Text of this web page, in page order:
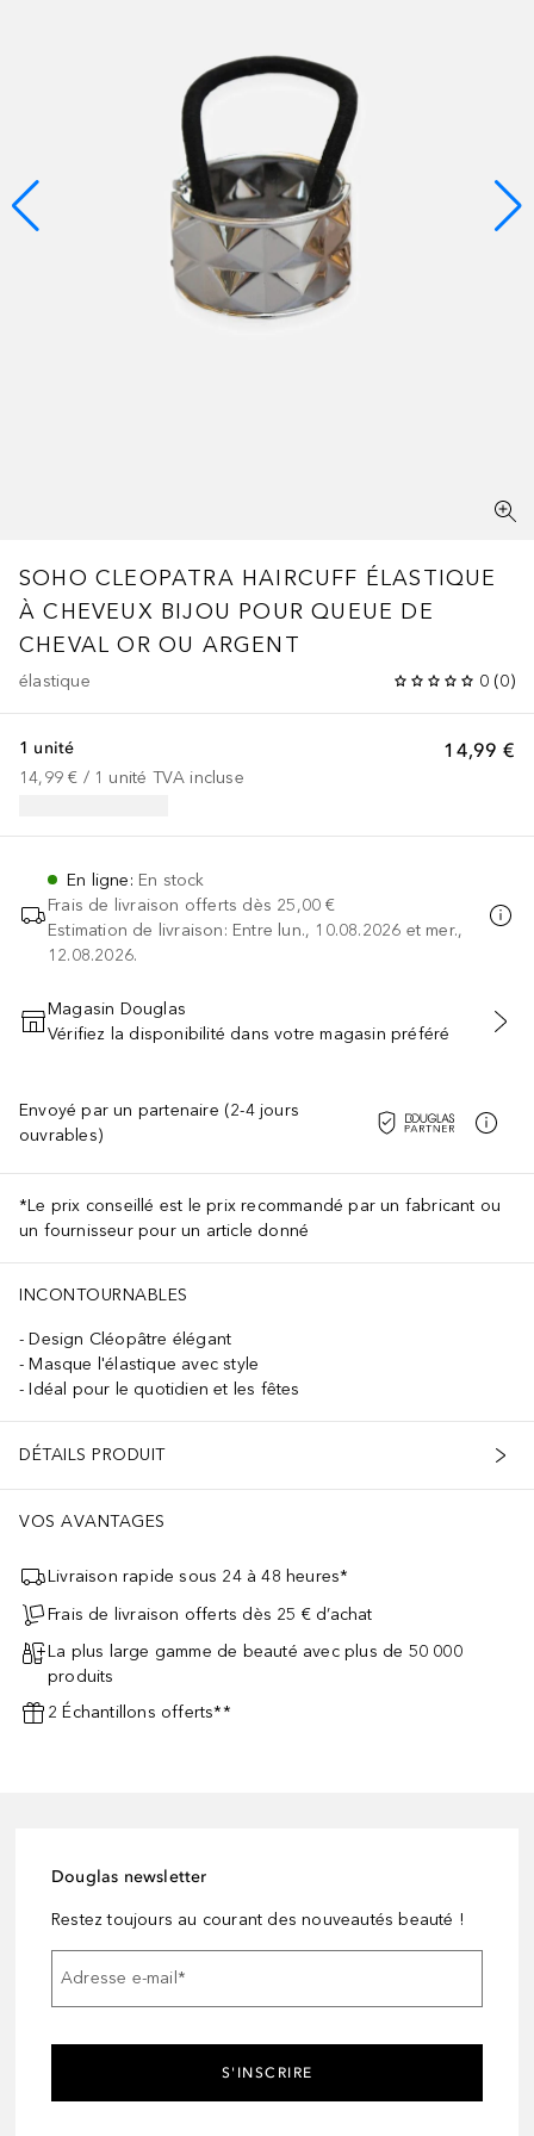
SOHO CLEOPATRA HAIRCUFF ÉLASTIQUE
À CHEVEUX BIJOU POUR QUEUE DE
CHEVAL OR OU ARGENT
élastique 0 (0)
14,99 €
1 unité
14,99 € / 1 unité TVA incluse
En ligne: En stock
Frais de livraison offerts dès 25,00 €
Estimation de livraison: Entre lun., 10.08.2026 et mer.,
12.08.2026.
AJOUTER AU PANIER
Magasin Douglas
Vérifiez la disponibilité dans votre magasin préféré
Envoyé par un partenaire (2-4 jours
ouvrables)
*Le prix conseillé est le prix recommandé par un fabricant ou
un fournisseur pour un article donné
INCONTOURNABLES
Design Cléopâtre élégant
Masque l'élastique avec style
Idéal pour le quotidien et les fêtes
DÉTAILS PRODUIT
VOS AVANTAGES
Livraison rapide sous 24 à 48 heures*
Frais de livraison offerts dès 25 € d’achat
La plus large gamme de beauté avec plus de 50 000
produits
2 Échantillons offerts**
Douglas newsletter
Restez toujours au courant des nouveautés beauté !
Adresse e-mail*
S'INSCRIRE